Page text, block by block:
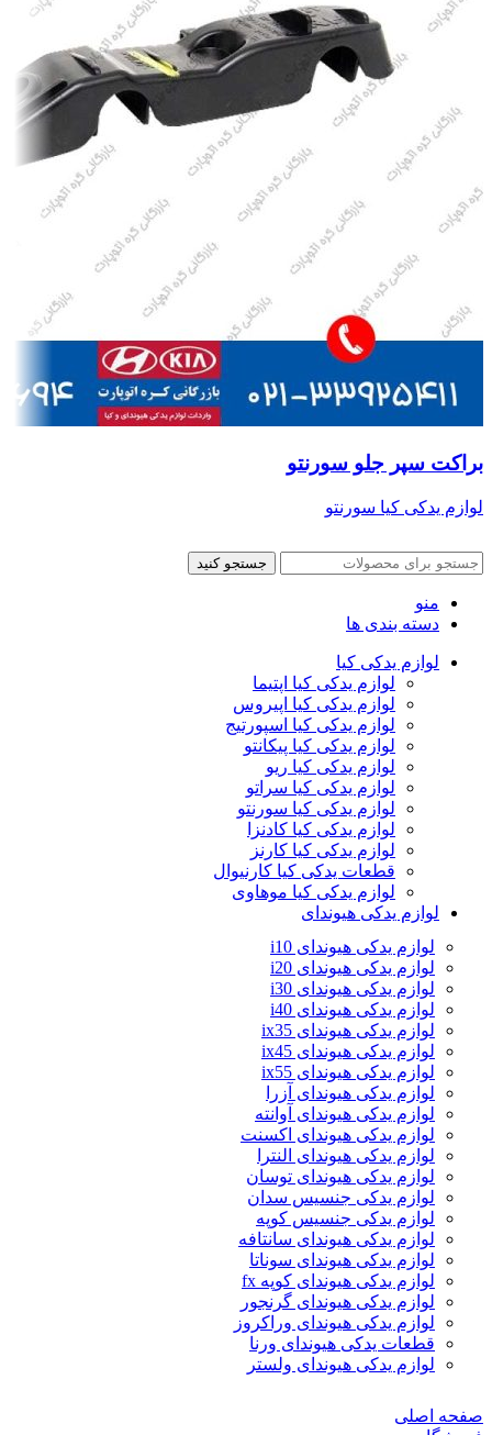
براکت سپر جلو سورنتو
لوازم یدکی کیا سورنتو
جستجو کنید
منو
دسته بندی ها
لوازم یدکی کیا
لوازم یدکی کیا اپتیما
لوازم یدکی کیا اپیروس
لوازم یدکی کیا اسپورتیج
لوازم یدکی کیا پیکانتو
لوازم یدکی کیا ریو
لوازم یدکی کیا سراتو
لوازم یدکی کیا سورنتو
لوازم یدکی کیا کادنزا
لوازم یدکی کیا کارنز
قطعات یدکی کیا کارنیوال
لوازم یدکی کیا موهاوی
لوازم یدکی هیوندای
لوازم یدکی هیوندای i10
لوازم یدکی هیوندای i20
لوازم یدکی هیوندای i30
لوازم یدکی هیوندای i40
لوازم یدکی هیوندای ix35
لوازم یدکی هیوندای ix45
لوازم یدکی هیوندای ix55
لوازم یدکی هیوندای آزرا
لوازم یدکی هیوندای آوانته
لوازم یدکی هیوندای اکسنت
لوازم یدکی هیوندای النترا
لوازم یدکی هیوندای توسان
لوازم یدکی جنسیس سدان
لوازم یدکی جنسیس کوپه
لوازم یدکی هیوندای سانتافه
لوازم یدکی هیوندای سوناتا
لوازم یدکی هیوندای کوپه fx
لوازم یدکی هیوندای گرنجور
لوازم یدکی هیوندای وراکروز
قطعات یدکی هیوندای ورنا
لوازم یدکی هیوندای ولستر
صفحه اصلی